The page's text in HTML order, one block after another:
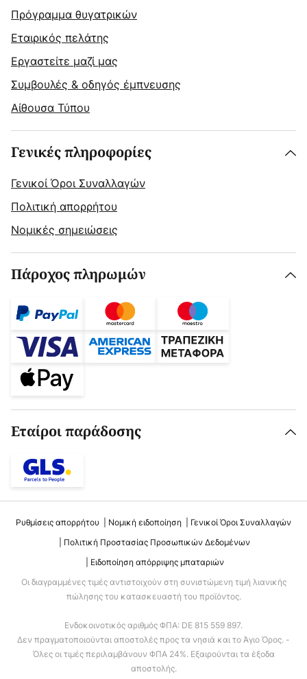
Πρόγραμμα θυγατρικών
Εταιρικός πελάτης
Εργαστείτε μαζί μας
Συμβουλές & οδηγός έμπνευσης
Αίθουσα Τύπου
Γενικές πληροφορίες
Γενικοί Όροι Συναλλαγών
Πολιτική απορρήτου
Νομικές σημειώσεις
Πάροχος πληρωμών
Εταίροι παράδοσης
Ρυθμίσεις απορρήτου Νομική ειδοποίηση
Γενικοί Όροι Συναλλαγών
Πολιτική Προστασίας Προσωπικών Δεδομένων
Ειδοποίηση απόρριψης μπαταριών
Οι διαγραμμένες τιμές αντιστοιχούν στη συνιστώμενη τιμή λιανικής
πώλησης του κατασκευαστή του προϊόντος.
Ενδοκοινοτικός αριθμός ΦΠΑ: DE 815 559 897.
Δεν πραγματοποιούνται αποστολές προς τα νησιά και το Άγιο Όρος. -
Όλες οι τιμές περιλαμβάνουν ΦΠΑ 24%. Εξαιρούνται τα έξοδα
αποστολής.